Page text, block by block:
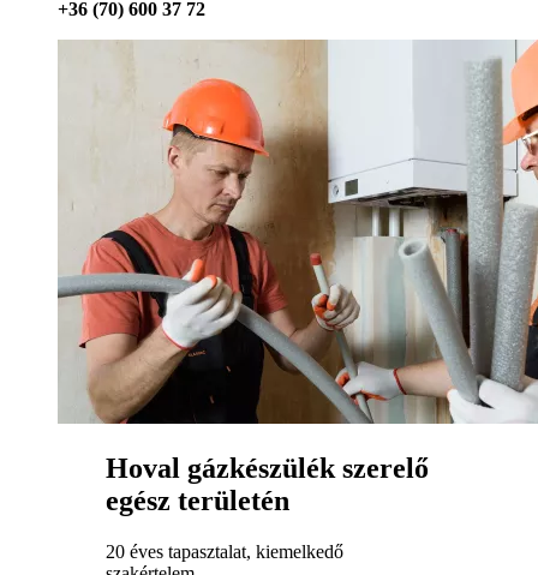
+36 (70) 600 37 72
Hoval gázkészülék szerelő
egész területén
20 éves tapasztalat, kiemelkedő